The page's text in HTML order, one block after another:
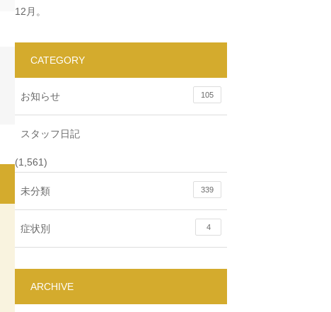
12月。
CATEGORY
お知らせ 105
スタッフ日記
(1,561)
未分類 339
症状別 4
ARCHIVE